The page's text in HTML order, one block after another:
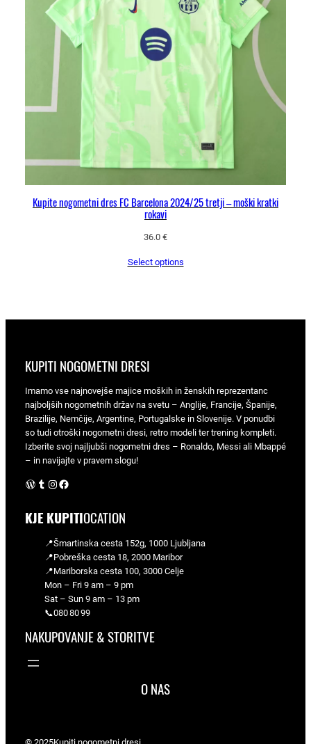
Kupite nogometni dres FC Barcelona 2024/25 tretji – moški kratki
rokavi
36.0 €
Select options
KUPITI NOGOMETNI DRESI
Imamo vse najnovejše majice moških in ženskih reprezentanc
najboljših nogometnih držav na svetu – Anglije, Francije, Španije,
Brazilije, Nemčije, Argentine, Portugalske in Slovenije. V ponudbi
so tudi otroški nogometni dresi, retro modeli ter trening kompleti.
Izberite svoj najljubši nogometni dres – Ronaldo, Messi ali Mbappé
– in navijajte v pravem slogu!
WordPress Instagram Facebook
KJE KUPITIOCATION
📍Šmartinska cesta 152g, 1000 Ljubljana
📍Pobreška cesta 18, 2000 Maribor
📍Mariborska cesta 100, 3000 Celje
Mon – Fri 9 am – 9 pm
Sat – Sun 9 am – 13 pm
📞080 80 99
NAKUPOVANJE & STORITVE
O NAS